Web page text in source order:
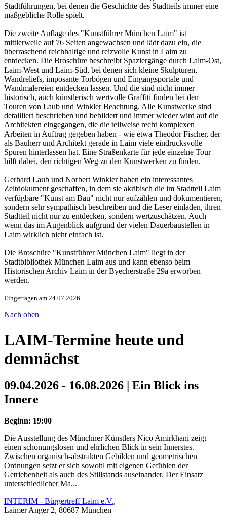
Stadtführungen, bei denen die Geschichte des Stadtteils immer eine
maßgebliche Rolle spielt.
Die zweite Auflage des "Kunstführer München Laim" ist
mittlerweile auf 76 Seiten angewachsen und lädt dazu ein, die
überraschend reichhaltige und reizvolle Kunst in Laim zu
entdecken. Die Broschüre beschreibt Spaziergänge durch Laim-Ost,
Laim-West und Laim-Süd, bei denen sich kleine Skulpturen,
Wandreliefs, imposante Torbögen und Eingangsportale und
Wandmalereien entdecken lassen. Und die sind nicht immer
historisch, auch künstlerisch wertvolle Graffiti finden bei den
Touren von Laub und Winkler Beachtung. Alle Kunstwerke sind
detailliert beschrieben und bebildert und immer wieder wird auf die
Architekten eingegangen, die die teilweise recht komplexen
Arbeiten in Auftrag gegeben haben - wie etwa Theodor Fischer, der
als Bauherr und Architekt gerade in Laim viele eindrucksvolle
Spuren hinterlassen hat. Eine Straßenkarte für jede einzelne Tour
hilft dabei, den richtigen Weg zu den Kunstwerken zu finden.
Gerhard Laub und Norbert Winkler haben ein interessantes
Zeitdokument geschaffen, in dem sie akribisch die im Stadtteil Laim
verfügbare "Kunst am Bau" nicht nur aufzählen und dokumentieren,
sondern sehr sympathisch beschreiben und die Leser einladen, ihren
Stadtteil nicht nur zu entdecken, sondern wertzuschätzen. Auch
wenn das im Augenblick aufgrund der vielen Dauerbaustellen in
Laim wirklich nicht einfach ist.
Die Broschüre "Kunstführer München Laim" liegt in der
Stadtbibliothek München Laim aus und kann ebenso beim
Historischen Archiv Laim in der Byecherstraße 29a erworben
werden.
Eingetragen am 24.07.2026
Nach oben
LAIM-Termine heute und
demnächst
09.04.2026 - 16.08.2026 | Ein Blick ins
Innere
Beginn: 19:00
Die Ausstellung des Münchner Künstlers Nico Amirkhani zeigt
einen schonungslosen und ehrlichen Blick in sein Innerstes.
Zwischen organisch-abstrakten Gebilden und geometrischen
Ordnungen setzt er sich sowohl mit eigenen Gefühlen der
Getriebenheit als auch des Stillstands auseinander. Der Einsatz
unterschiedlicher Ma...
INTERIM - Bürgertreff Laim e.V.,
Laimer Anger 2, 80687 München